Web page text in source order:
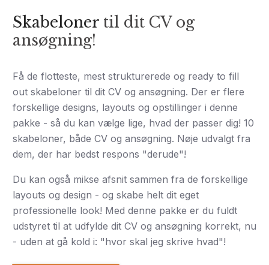
Skabeloner til dit CV og
ansøgning!
Få de flotteste, mest strukturerede og ready to fill
out skabeloner til dit CV og ansøgning. Der er flere
forskellige designs, layouts og opstillinger i denne
pakke - så du kan vælge lige, hvad der passer dig! 10
skabeloner, både CV og ansøgning. Nøje udvalgt fra
dem, der har bedst respons "derude"!
Du kan også mikse afsnit sammen fra de forskellige
layouts og design - og skabe helt dit eget
professionelle look! Med denne pakke er du fuldt
udstyret til at udfylde dit CV og ansøgning korrekt, nu
- uden at gå kold i: "hvor skal jeg skrive hvad"!